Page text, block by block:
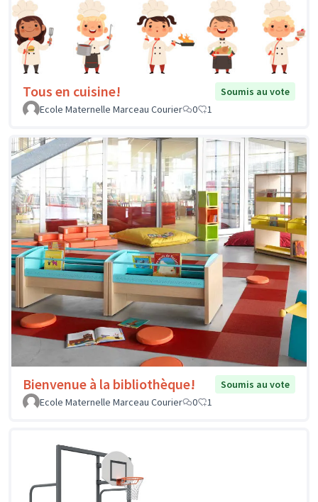
Tous en cuisine!
Soumis au vote
Ecole Maternelle Marceau Courier
0 1
Bienvenue à la bibliothèque!
Soumis au vote
Ecole Maternelle Marceau Courier
0 1